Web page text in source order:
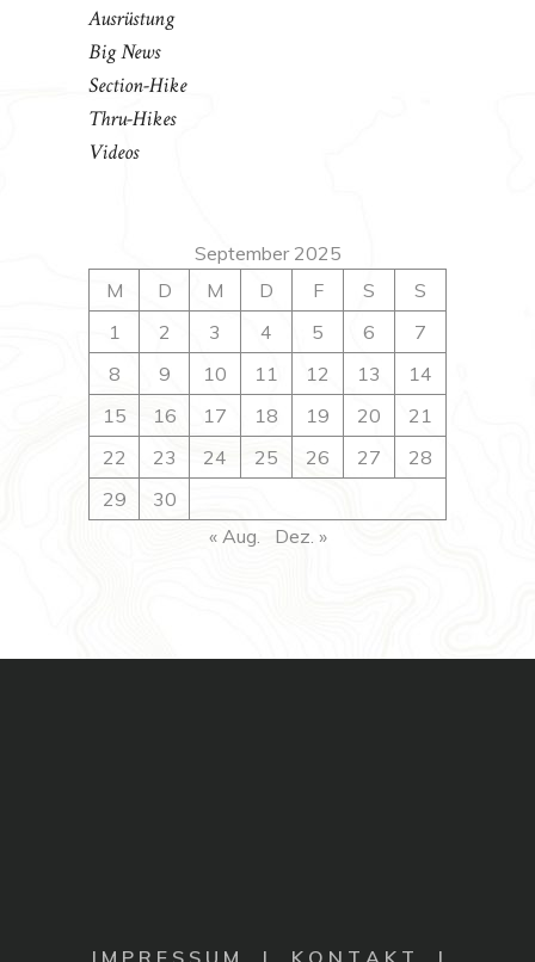
Ausrüstung
Big News
Section-Hike
Thru-Hikes
Videos
September 2025
M
D M D F S
S
1
2 3 4 5 6
7
8
9 10 11 12 13
14
15
16 17 18 19 20
21
22
23 24 25 26 27
28
29
30
« Aug.
Dez. »
I M P R E S S U M | K O N T A K T |